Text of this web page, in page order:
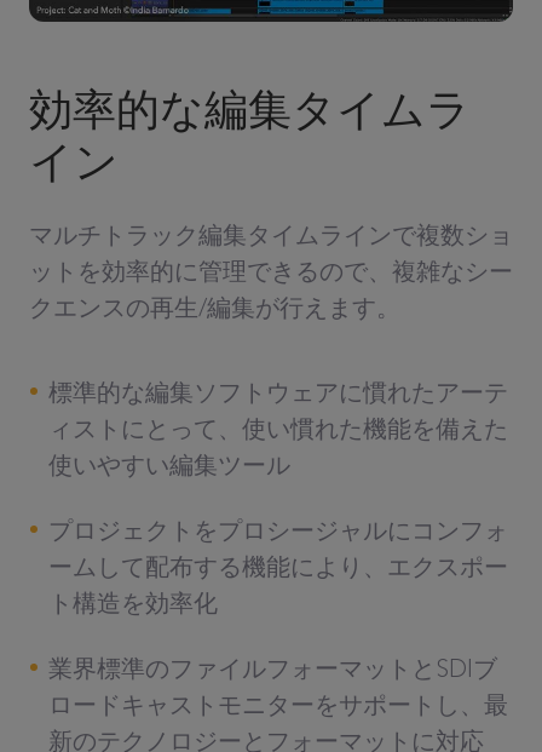
効率的な編集タイムラ
イン
マルチトラック編集タイムラインで複数ショ
ットを効率的に管理できるので、複雑なシー
クエンスの再生/編集が行えます。
標準的な編集ソフトウェアに慣れたアーテ
ィストにとって、使い慣れた機能を備えた
使いやすい編集ツール
プロジェクトをプロシージャルにコンフォ
ームして配布する機能により、エクスポー
ト構造を効率化
業界標準のファイルフォーマットとSDIブ
ロードキャストモニターをサポートし、最
新のテクノロジーとフォーマットに対応